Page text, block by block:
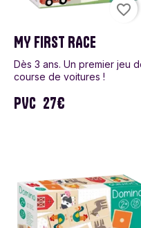
MY FIRST RACE
Dès 3 ans. Un premier jeu
course de voitures !
PVC 27€
favorite_border